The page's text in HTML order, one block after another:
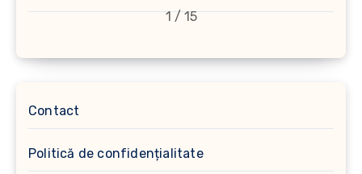
1 / 15
Contact
Politică de confidențialitate